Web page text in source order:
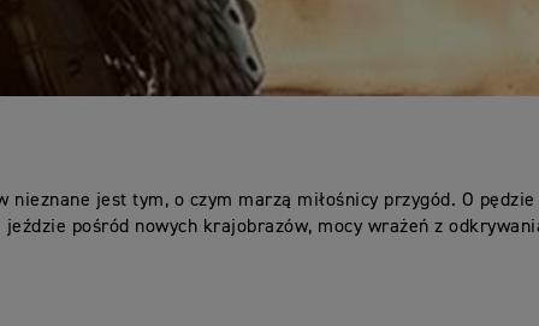
nieznane jest tym, o czym marzą miłośnicy przygód. O
jeździe pośród nowych krajobrazów, mocy wrażeń z